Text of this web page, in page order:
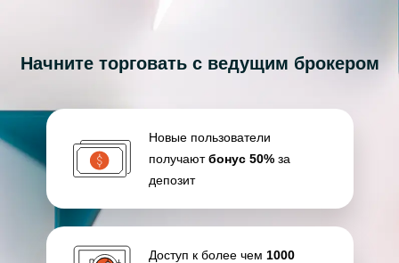
Начните торговать с ведущим брокером
Новые пользователи
получаютбонус 50%за
депозит
Доступ к более чем 1000